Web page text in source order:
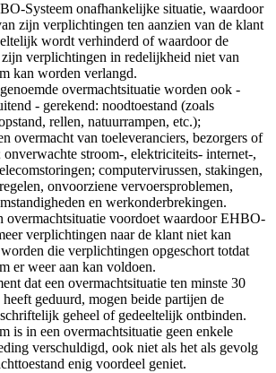
Systeem onafhankelijke situatie, waardoor
zijn verplichtingen ten aanzien van de klant
wordt verhinderd of waardoor de
verplichtingen in redelijkheid niet van
kan worden verlangd.
overmachtsituatie worden ook -
- gerekend: noodtoestand (zoals
rellen, natuurrampen, etc.);
overmacht van toeleveranciers, bezorgers of
onverwachte stroom-, elektriciteits- internet-,
computervirussen, stakingen,
onvoorziene vervoersproblemen,
en werkonderbrekingen.
overmachtsituatie voordoet waardoor EHBO-
verplichtingen naar de klant niet kan
die verplichtingen opgeschort totdat
er weer aan kan voldoen.
dat een overmachtsituatie ten minste 30
heeft geduurd, mogen beide partijen de
geheel of gedeeltelijk ontbinden.
is in een overmachtsituatie geen enkele
verschuldigd, ook niet als het als gevolg
enig voordeel geniet.